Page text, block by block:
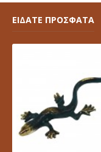
ΕΙΔΑΤΕ ΠΡΟΣΦΑΤΑ